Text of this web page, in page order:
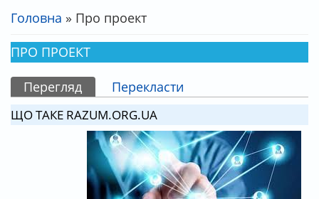
ВИ Є ТУТ
Головна » Про проект
ПРО ПРОЕКТ
ПЕРВИННІ ВКЛАДКИ
Перегляд (активна вкладка)
Перекласти
ЩО ТАКЕ RAZUM.ORG.UA